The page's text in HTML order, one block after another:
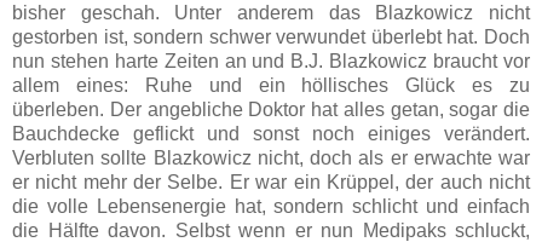
bisher geschah. Unter anderem das Blazkowicz nicht
gestorben ist, sondern schwer verwundet überlebt hat. Doch
nun stehen harte Zeiten an und B.J. Blazkowicz braucht vor
allem eines: Ruhe und ein höllisches Glück es zu
überleben. Der angebliche Doktor hat alles getan, sogar die
Bauchdecke geflickt und sonst noch einiges verändert.
Verbluten sollte Blazkowicz nicht, doch als er erwachte war
er nicht mehr der Selbe. Er war ein Krüppel, der auch nicht
die volle Lebensenergie hat, sondern schlicht und einfach
die Hälfte davon. Selbst wenn er nun Medipaks schluckt,